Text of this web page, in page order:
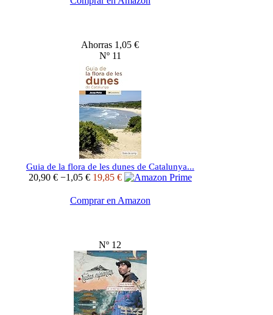
Ahorras 1,05 €
Nº 11
Guia de la flora de les dunes de Catalunya...
20,90 € −1,05 € 19,85 €
Comprar en Amazon
Nº 12